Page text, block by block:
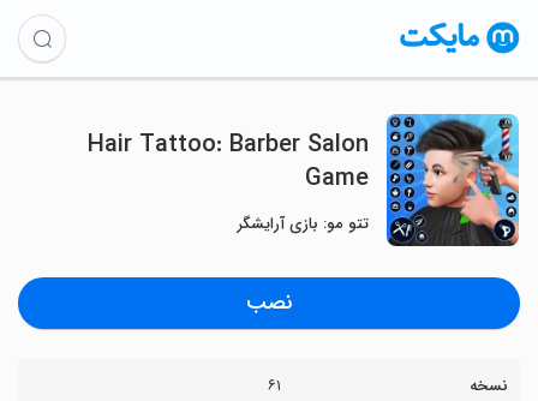
Hair Tattoo: Barber Salon
Game
تتو مو: بازی آرایشگر
نصب
نسخه ۶۱